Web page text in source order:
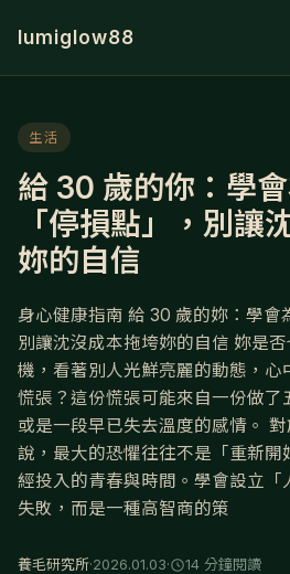
lumiglow88
生活
給 30 歲的你：學
「停損點」，別讓
妳的自信
身心健康指南 給 30 歲的妳：學會
別讓沈沒成本拖垮妳的自信 妳是
機，看著別人光鮮亮麗的動態，心
慌張？這份慌張可能來自一份做了
或是一段早已失去溫度的感情。
說，最大的恐懼往往不是「重新開
經投入的青春與時間。學會設立「
失敗，而是一種高智商的策
養毛研究所·2026.01.03· 14 分鐘閱讀